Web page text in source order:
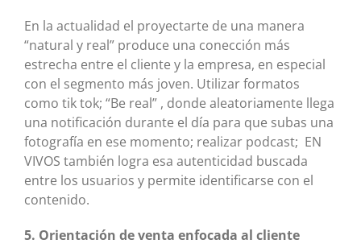
En la actualidad el proyectarte de una manera
“natural y real” produce una conección más
estrecha entre el cliente y la empresa, en especial
con el segmento más joven. Utilizar formatos
como tik tok; “Be real” , donde aleatoriamente llega
una notificación durante el día para que subas una
fotografía en ese momento; realizar podcast; EN
VIVOS también logra esa autenticidad buscada
entre los usuarios y permite identificarse con el
contenido.
5. Orientación de venta enfocada al cliente